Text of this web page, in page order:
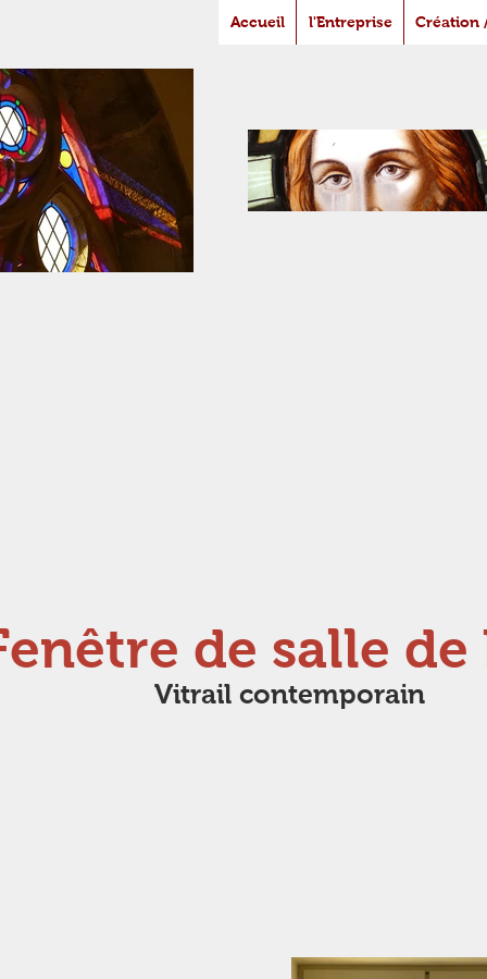
Accueil l'Entreprise Création
de salle
Vitrail contemporain